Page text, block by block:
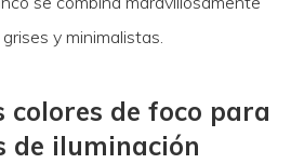
y minimalistas.
colores de foco para
de iluminación